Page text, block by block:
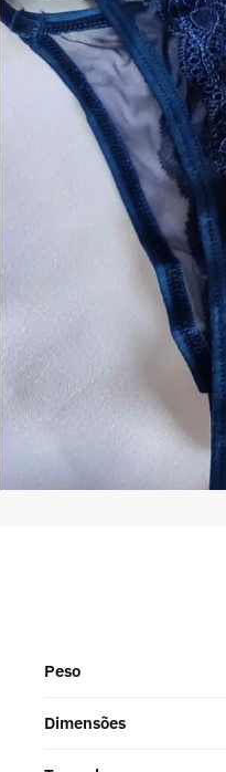
Peso
Dimensões